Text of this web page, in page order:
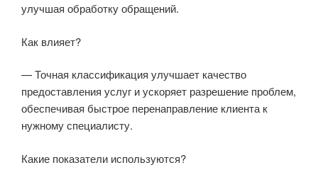
улучшая обработку обращений.
Как влияет?
— Точная классификация улучшает качество
предоставления услуг и ускоряет разрешение проблем,
обеспечивая быстрое перенаправление клиента к
нужному специалисту.
Какие показатели используются?